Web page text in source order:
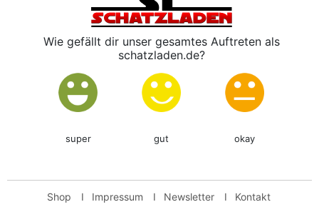
Wie gefällt dir unser gesamtes Auftreten als
schatzladen.de?
super gut okay
Shop I Impressum I Newsletter I Kontakt